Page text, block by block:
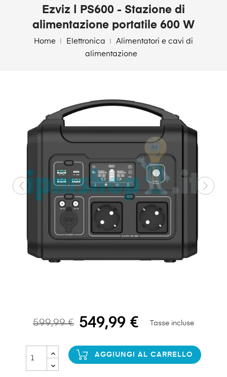
Ezviz | PS600 - Stazione di
alimentazione portatile 600 W
Home Elettronica
Alimentatori e cavi di
alimentazione
599,99 € 549,99 € Tasse incluse
AGGIUNGI AL CARRELLO